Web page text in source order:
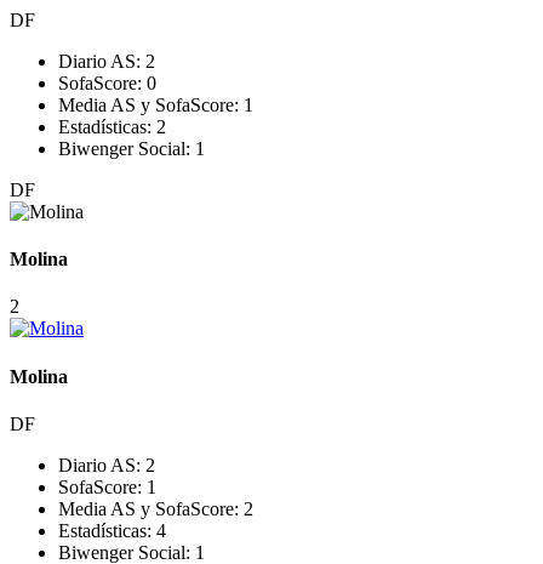
DF
Diario AS: 2
SofaScore: 0
Media AS y SofaScore: 1
Estadísticas: 2
Biwenger Social: 1
DF
Molina
2
Molina
DF
Diario AS: 2
SofaScore: 1
Media AS y SofaScore: 2
Estadísticas: 4
Biwenger Social: 1